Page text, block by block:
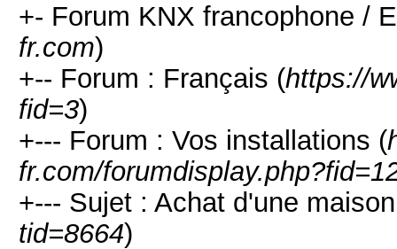
+- Forum KNX francophone /
fr.com)
+-- Forum : Français (https://
fid=3)
+--- Forum : Vos installations (
fr.com/
+--- Sujet : Achat d'une
tid=8664)